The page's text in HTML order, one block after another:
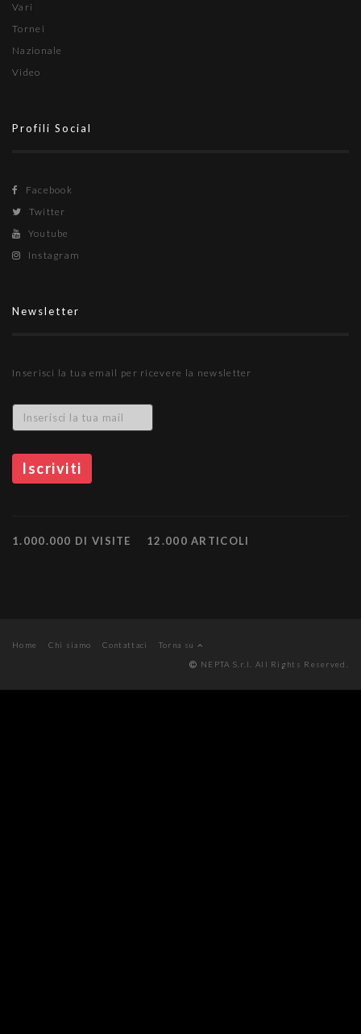
Vari
Tornei
Nazionale
Video
Profili Social
Facebook
Twitter
Youtube
Instagram
Newsletter
Inserisci la tua email per ricevere la newsletter
1.000.000 DI VISITE 12.000 ARTICOLI
Home Chi siamo Contattaci
Torna su
NEPTA S.r.l. All Rights Reserved.